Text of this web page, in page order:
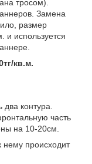
тросом).
Замена
размер
и используется
кв.м.
два контура.
часть
на 10-20см.
нему происходит